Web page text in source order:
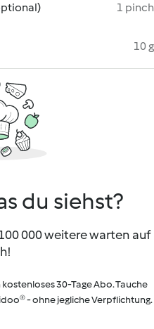
1 pinch
10 g
du siehst?
000 weitere warten auf
30-Tage Abo. Tauche
- ohne jegliche Verpflichtung.